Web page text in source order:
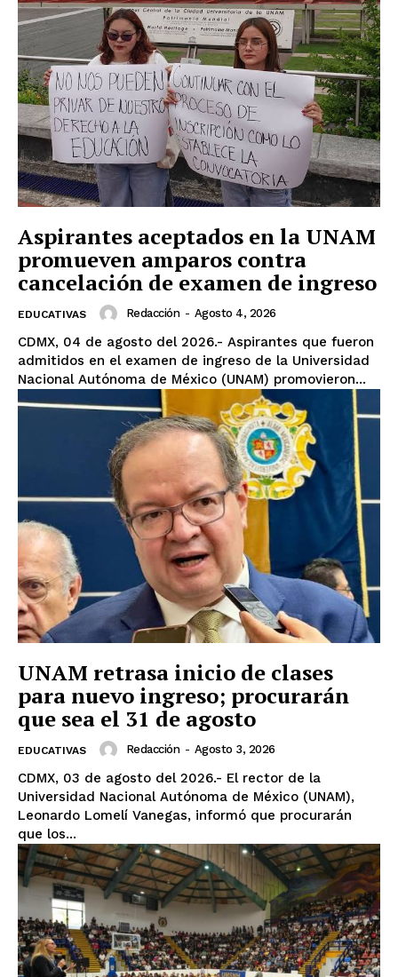
Aspirantes aceptados en la UNAM
promueven amparos contra
cancelación de examen de ingreso
EDUCATIVAS Redacción - Agosto 4, 2026
CDMX, 04 de agosto del 2026.- Aspirantes que fueron
admitidos en el examen de ingreso de la Universidad
Nacional Autónoma de México (UNAM) promovieron...
UNAM retrasa inicio de clases
para nuevo ingreso; procurarán
que sea el 31 de agosto
EDUCATIVAS Redacción - Agosto 3, 2026
CDMX, 03 de agosto del 2026.- El rector de la
Universidad Nacional Autónoma de México (UNAM),
Leonardo Lomelí Vanegas, informó que procurarán
que los...